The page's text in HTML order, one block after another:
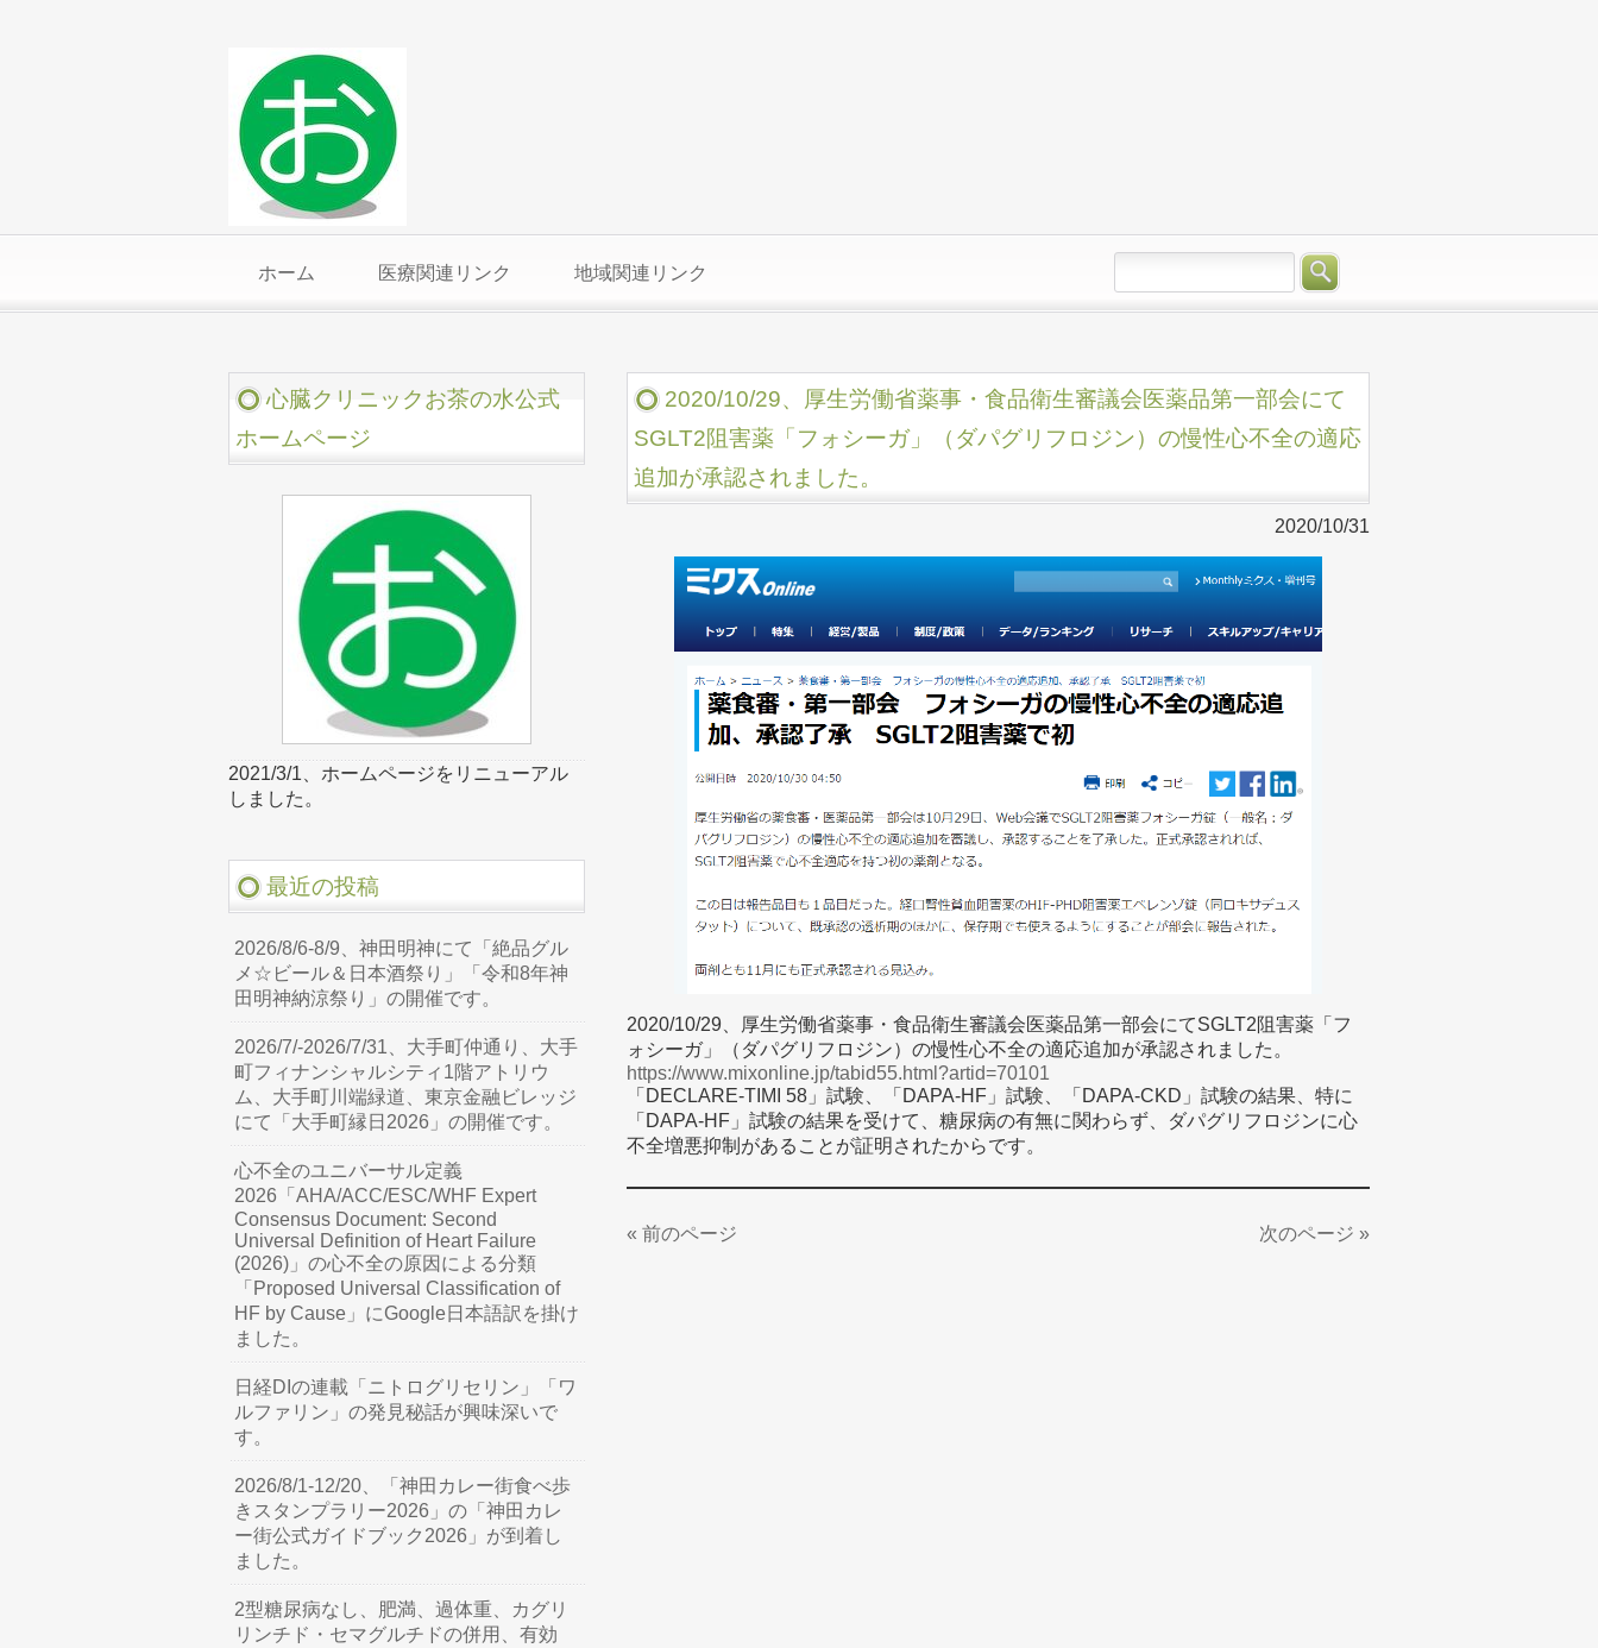
ホーム 医療関連リンク 地域関連リンク
2020/10/29、厚生労働省薬事・食品衛生審議会医薬品第一部会にて
SGLT2阻害薬「フォシーガ」（ダパグリフロジン）の慢性心不全の適応
追加が承認されました。
2020/10/31
2020/10/29、厚生労働省薬事・食品衛生審議会医薬品第一部会にてSGLT2阻害薬「フ
ォシーガ」（ダパグリフロジン）の慢性心不全の適応追加が承認されました。
https://www.mixonline.jp/tabid55.html?artid=70101
「DECLARE-TIMI 58」試験、「DAPA-HF」試験、「DAPA-CKD」試験の結果、特に
「DAPA-HF」試験の結果を受けて、糖尿病の有無に関わらず、ダパグリフロジンに心
不全増悪抑制があることが証明されたからです。
« 前のページ 次のページ »
心臓クリニックお茶の水公式
ホームページ
2021/3/1、ホームページをリニューアル
しました。
最近の投稿
2026/8/6-8/9、神田明神にて「絶品グル
メ☆ビール＆日本酒祭り」「令和8年神
田明神納涼祭り」の開催です。
2026/7/-2026/7/31、大手町仲通り、大手
町フィナンシャルシティ1階アトリウ
ム、大手町川端緑道、東京金融ビレッジ
にて「大手町縁日2026」の開催です。
心不全のユニバーサル定義
2026「AHA/ACC/ESC/WHF Expert
Consensus Document: Second
Universal Definition of Heart Failure
(2026)」の心不全の原因による分類
「Proposed Universal Classification of
HF by Cause」にGoogle日本語訳を掛け
ました。
日経DIの連載「ニトログリセリン」「ワ
ルファリン」の発見秘話が興味深いで
す。
2026/8/1-12/20、「神田カレー街食べ歩
きスタンプラリー2026」の「神田カレ
ー街公式ガイドブック2026」が到着し
ました。
2型糖尿病なし、肥満、過体重、カグリ
リンチド・セマグルチドの併用、有効